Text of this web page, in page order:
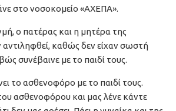
στο νοσοκομείο «ΑΧΕΠΑ».
ο πατέρας και η μητέρα της
αντιληφθεί, καθώς δεν είχαν σωστή
συνέβαινε με το παιδί τους.
το ασθενοφόρο με το παιδί τους.
ασθενοφόρου και μας λένε κάντε